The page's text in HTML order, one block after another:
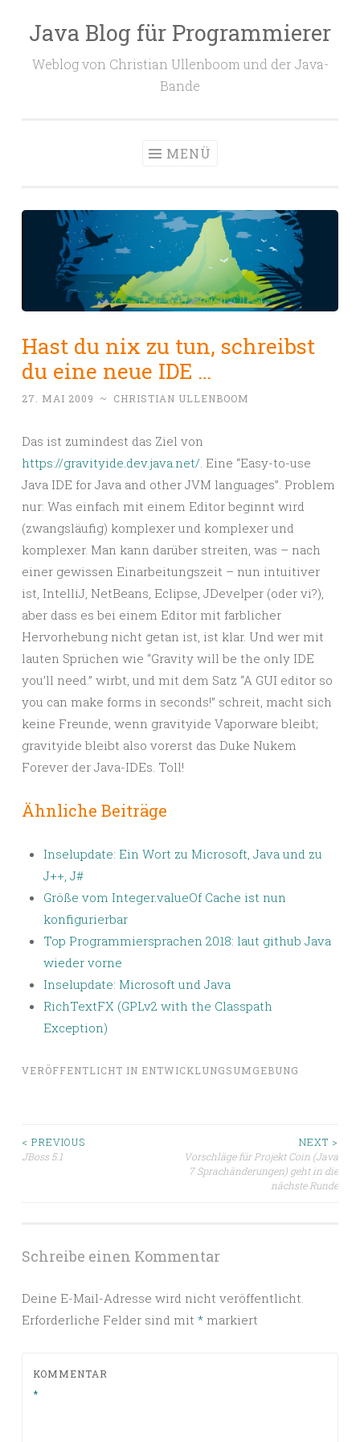
Zum
springen
Java Blog für Programmierer
Weblog von Christian Ullenboom und der Java-
Bande
MENÜ
Hast du nix zu tun, schreibst
du eine neue IDE …
27. MAI 2009 ~ CHRISTIAN ULLENBOOM
Das ist zumindest das Ziel von
https://gravityide.dev.java.net/. Eine “Easy-to-use
Java IDE for Java and other JVM languages”. Problem
nur: Was einfach mit einem Editor beginnt wird
(zwangsläufig) komplexer und komplexer und
komplexer. Man kann darüber streiten, was – nach
einer gewissen Einarbeitungszeit – nun intuitiver
ist, IntelliJ, NetBeans, Eclipse, JDevelper (oder vi?),
aber dass es bei einem Editor mit farblicher
Hervorhebung nicht getan ist, ist klar. Und wer mit
lauten Sprüchen wie “Gravity will be the only IDE
you’ll need.” wirbt, und mit dem Satz “A GUI editor so
you can make forms in seconds!” schreit, macht sich
keine Freunde, wenn gravityide Vaporware bleibt;
gravityide bleibt also vorerst das Duke Nukem
Forever der Java-IDEs. Toll!
Ähnliche Beiträge
Inselupdate: Ein Wort zu Microsoft, Java und zu
J++, J#
Größe vom Integer.valueOf Cache ist nun
konfigurierbar
Top Programmiersprachen 2018: laut github Java
wieder vorne
Inselupdate: Microsoft und Java
RichTextFX (GPLv2 with the Classpath
Exception)
VERÖFFENTLICHT IN ENTWICKLUNGSUMGEBUNG
Beitragsnavigation
< PREVIOUS
JBoss 5.1
NEXT >
Vorschläge für Projekt Coin (Java
7 Sprachänderungen) geht in die
nächste Runde
Schreibe einen Kommentar
Deine E-Mail-Adresse wird nicht veröffentlicht.
Erforderliche Felder sind mit * markiert
KOMMENTAR
*